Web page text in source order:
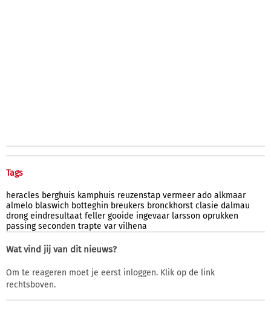
Tags
heracles berghuis kamphuis reuzenstap vermeer ado alkmaar
almelo blaswich botteghin breukers bronckhorst clasie dalmau
drong eindresultaat feller gooide ingevaar larsson oprukken
passing seconden trapte var vilhena
Wat vind jij van dit nieuws?
Om te reageren moet je eerst inloggen. Klik op de link
rechtsboven.